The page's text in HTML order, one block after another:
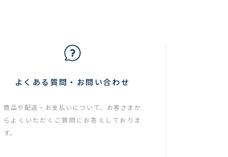
よくある質問・お問い合わせ
商品や配送・お支払いについて、お客さまか
らよくいただくご質問にお答えしておりま
す。